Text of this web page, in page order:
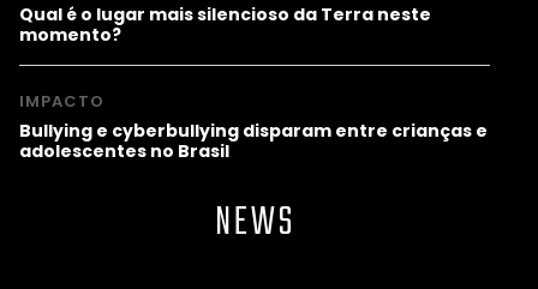
Qual é o lugar mais silencioso da Terra neste
momento?
IMPACTO
Bullying e cyberbullying disparam entre crianças e
adolescentes no Brasil
NEWS